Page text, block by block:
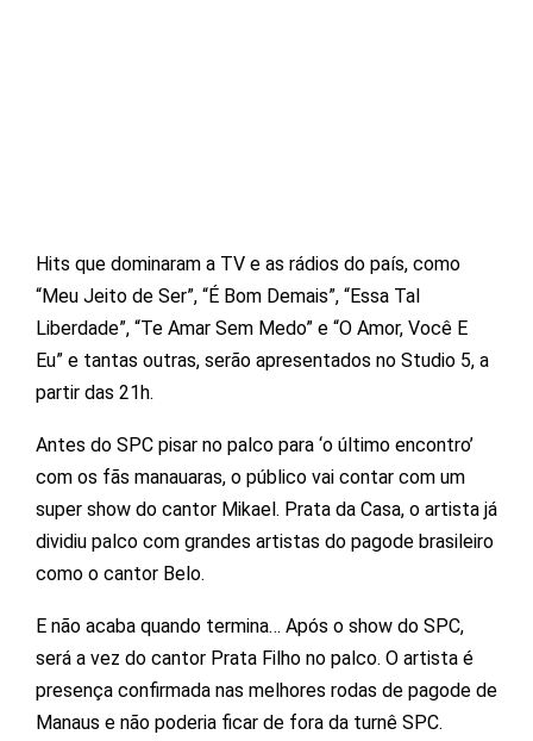
Hits que dominaram a TV e as rádios do país, como
“Meu Jeito de Ser”, “É Bom Demais”, “Essa Tal
Liberdade”, “Te Amar Sem Medo” e “O Amor, Você E
Eu” e tantas outras, serão apresentados no Studio 5, a
partir das 21h.
Antes do SPC pisar no palco para ‘o último encontro’
com os fãs manauaras, o público vai contar com um
super show do cantor Mikael. Prata da Casa, o artista já
dividiu palco com grandes artistas do pagode brasileiro
como o cantor Belo.
E não acaba quando termina… Após o show do SPC,
será a vez do cantor Prata Filho no palco. O artista é
presença confirmada nas melhores rodas de pagode de
Manaus e não poderia ficar de fora da turnê SPC.